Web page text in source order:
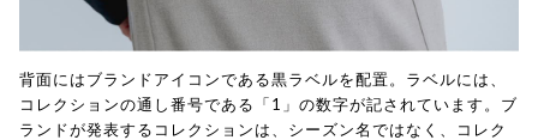
背面にはブランドアイコンである黒ラベルを配置。ラベルには、
コレクションの通し番号である「1」の数字が記されています。ブ
ランドが発表するコレクションは、シーズン名ではなく、コレク